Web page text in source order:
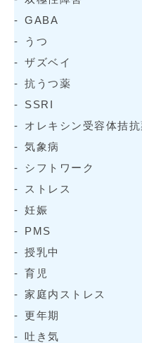
GABA
うつ
ザズベイ
抗うつ薬
SSRI
オレキシン受容体拮抗
気象病
シフトワーク
ストレス
妊娠
PMS
授乳中
育児
家庭内ストレス
更年期
吐き気